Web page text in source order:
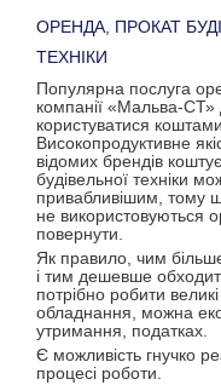
ОРЕНДА, ПРОКАТ
ТЕХНІКИ
Популярна послуга
компанії «Мальва-СТ»
користуватися
Високопродуктивне
відомих брендів
будівельної техніки
привабливішим, тому
не використовуються
повернути.
Як правило, чим
і тим дешевше
потрібно робити
обладнання, можна
утримання, податках.
Є можливість гнучко
процесі роботи.